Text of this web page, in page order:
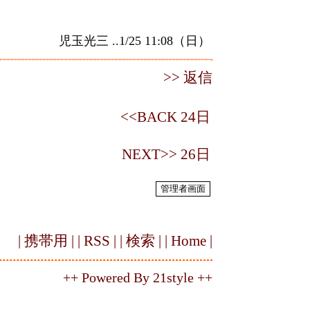
児玉光三 ..1/25 11:08（日）
>> 返信
<<BACK 24日
NEXT>> 26日
| 携帯用 | | RSS | | 検索 | | Home |
++ Powered By 21style ++